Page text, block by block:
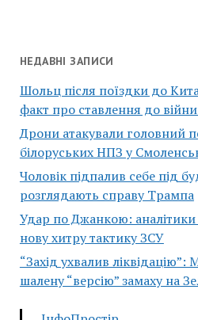
НЕДАВНІ ЗАПИСИ
Шольц після поїздки до
факт про ставлення до війни
Дрони атакували головний
білоруських НПЗ у
Чоловік підпалив себе під
розглядають справу Трампа
Удар по Джанкою: аналітики
нову хитру тактику ЗСУ
“Захід ухвалив
шалену “версію” замаху на